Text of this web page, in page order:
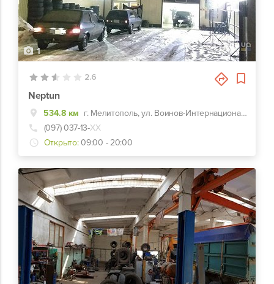
1
2.6
Neptun
534.8 км
г. Мелитополь, ул. Воинов-Интернационалистов, 40
(097) 037-13-ХХ
Открыто: 09:00 - 20:00